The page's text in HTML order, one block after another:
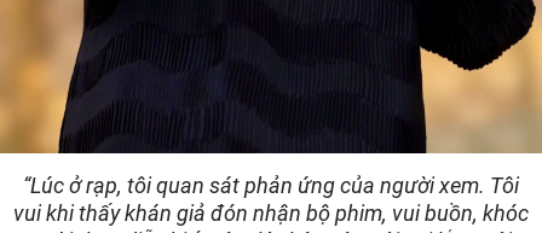
“Lúc ở rạp, tôi quan sát phản ứng của người xem. Tôi
vui khi thấy khán giả đón nhận bộ phim, vui buồn, khóc